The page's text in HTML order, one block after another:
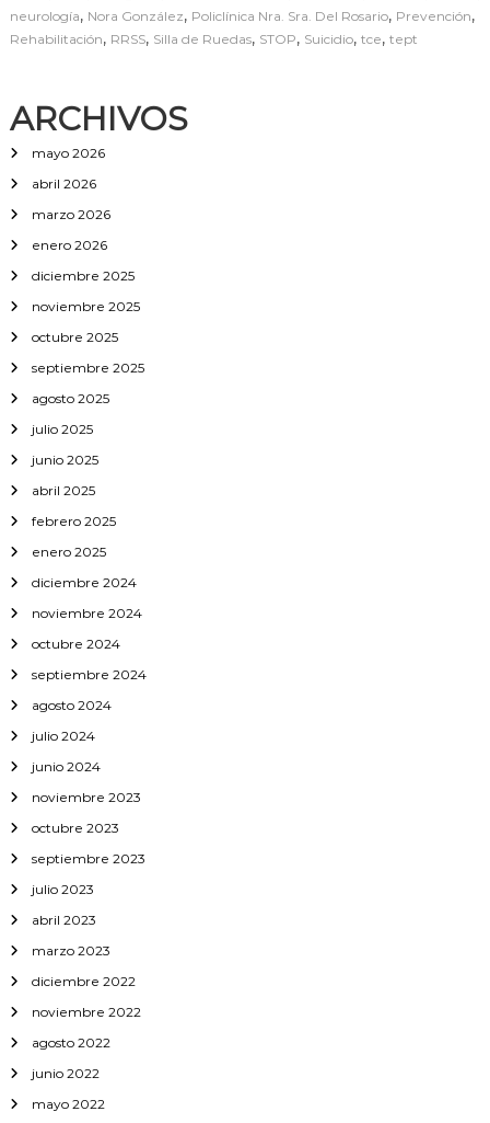
t
e
neurología, Nora González, Policlínica Nra. Sra. Del Rosario, Prevención,
Rehabilitación, RRSS, Silla de Ruedas, STOP, Suicidio, tce, tept
ARCHIVOS
mayo 2026
abril 2026
marzo 2026
enero 2026
diciembre 2025
noviembre 2025
octubre 2025
septiembre 2025
agosto 2025
julio 2025
junio 2025
abril 2025
febrero 2025
enero 2025
diciembre 2024
noviembre 2024
octubre 2024
septiembre 2024
agosto 2024
julio 2024
junio 2024
noviembre 2023
octubre 2023
septiembre 2023
julio 2023
abril 2023
marzo 2023
diciembre 2022
noviembre 2022
agosto 2022
junio 2022
mayo 2022